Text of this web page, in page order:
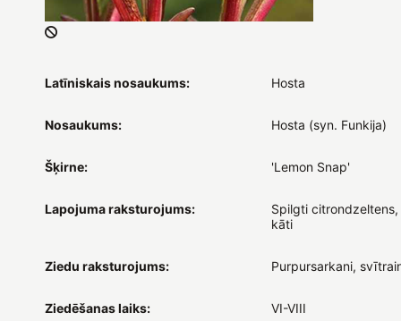
Latīniskais nosaukums: Hosta
Nosaukums: Hosta (syn. Funkija)
Šķirne: 'Lemon Snap'
Lapojuma raksturojums:
Spilgti citrondzeltens,
kāti
Ziedu raksturojums: Purpursarkani,
Ziedēšanas laiks: VI-VIII